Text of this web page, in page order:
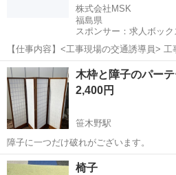
株式会社MSK
福島県
スポンサー：求人ボック
【仕事内容】<工事現場の交通誘導員>
します! 〈具体的な仕事内容〉 ・出入車
誘導 事故やトラブルを未然に防ぎ、歩行
暑さ対策もバッチリ! 暑い夏でも...
アルバイト・パート
木枠と障子のパー
2,400円
笹木野駅
障子に一つだけ破れがございます。
福島 福島市 笹木野駅
椅子